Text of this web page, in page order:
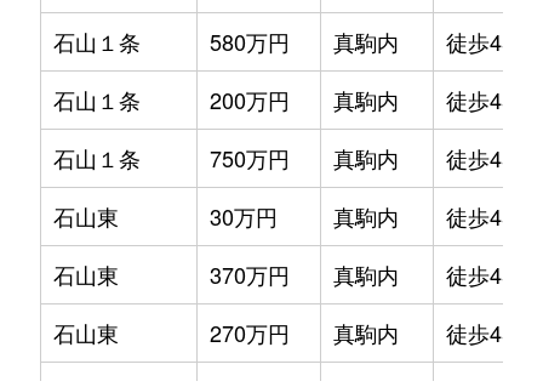
石山１条
580万円 真駒内
徒歩45分
石山１条
200万円 真駒内
徒歩45分
石山１条
750万円 真駒内
徒歩45分
石山東
30万円 真駒内
徒歩45分
石山東
370万円 真駒内
徒歩45分
石山東
270万円 真駒内
徒歩45分